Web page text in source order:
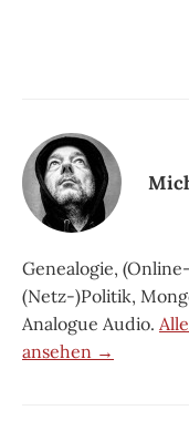
Genealogie,
(Netz-)Politik,
Analogue Audio.
ansehen →